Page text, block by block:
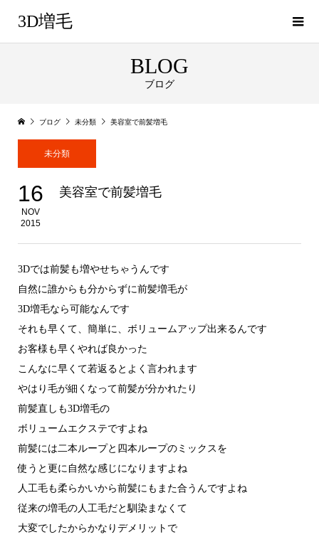
3D増毛
BLOG
ブログ
ブログ 未分類 美容室で前髪増毛
未分類
16
NOV
2015
美容室で前髪増毛
3Dでは前髪も増やせちゃうんです
自然に誰からも分からずに前髪増毛が
3D増毛なら可能なんです
それも早くて、簡単に、ボリュームアップ出来るんです
お客様も早くやれば良かった
こんなに早くて若返るとよく言われます
やはり毛が細くなって前髪が分かれたり
前髪直しも3D増毛の
ボリュームエクステですよね
前髪には二本ループと四本ループのミックスを
使うと更に自然な感じになりますよね
人工毛も柔らかいから前髪にもまた合うんですよね
従来の増毛の人工毛だと馴染まなくて
大変でしたからかなりデメリットで